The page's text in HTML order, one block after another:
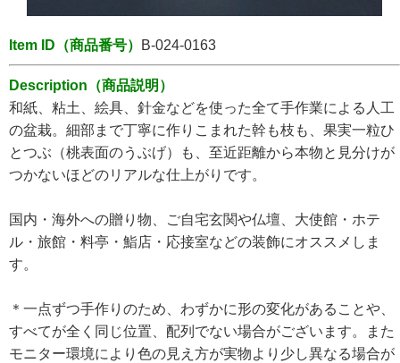
Item ID（商品番号） B-024-0163
Description（商品説明）
和紙、粘土、絵具、針金などを使った全て手作業による人工
の盆栽。細部まで丁寧に作りこまれた幹も枝も、果実一粒ひ
とつぶ（桃表面のうぶげ）も、至近距離から本物と見分けが
つかないほどのリアルな仕上がりです。
国内・海外への贈り物、ご自宅玄関や仏壇、大使館・ホテ
ル・旅館・料亭・鮨店・応接室などの装飾にオススメしま
す。
＊一点ずつ手作りのため、わずかに形の変化があることや、
すべてが全く同じ位置、配列でない場合がございます。また
モニター環境により色の見え方が実物より少し異なる場合が